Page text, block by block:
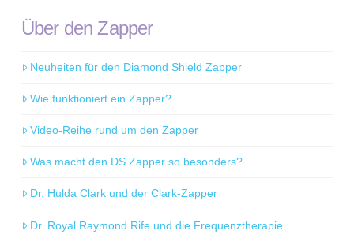
Über den Zapper
Neuheiten für den Diamond Shield Zapper
Wie funktioniert ein Zapper?
Video-Reihe rund um den Zapper
Was macht den DS Zapper so besonders?
Dr. Hulda Clark und der Clark-Zapper
Dr. Royal Raymond Rife und die Frequenztherapie